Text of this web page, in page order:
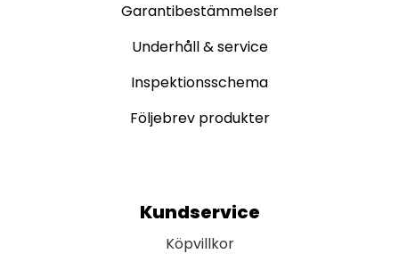
Garantibestämmelser
Underhåll & service
Inspektionsschema
Följebrev produkter
Kundservice
Köpvillkor